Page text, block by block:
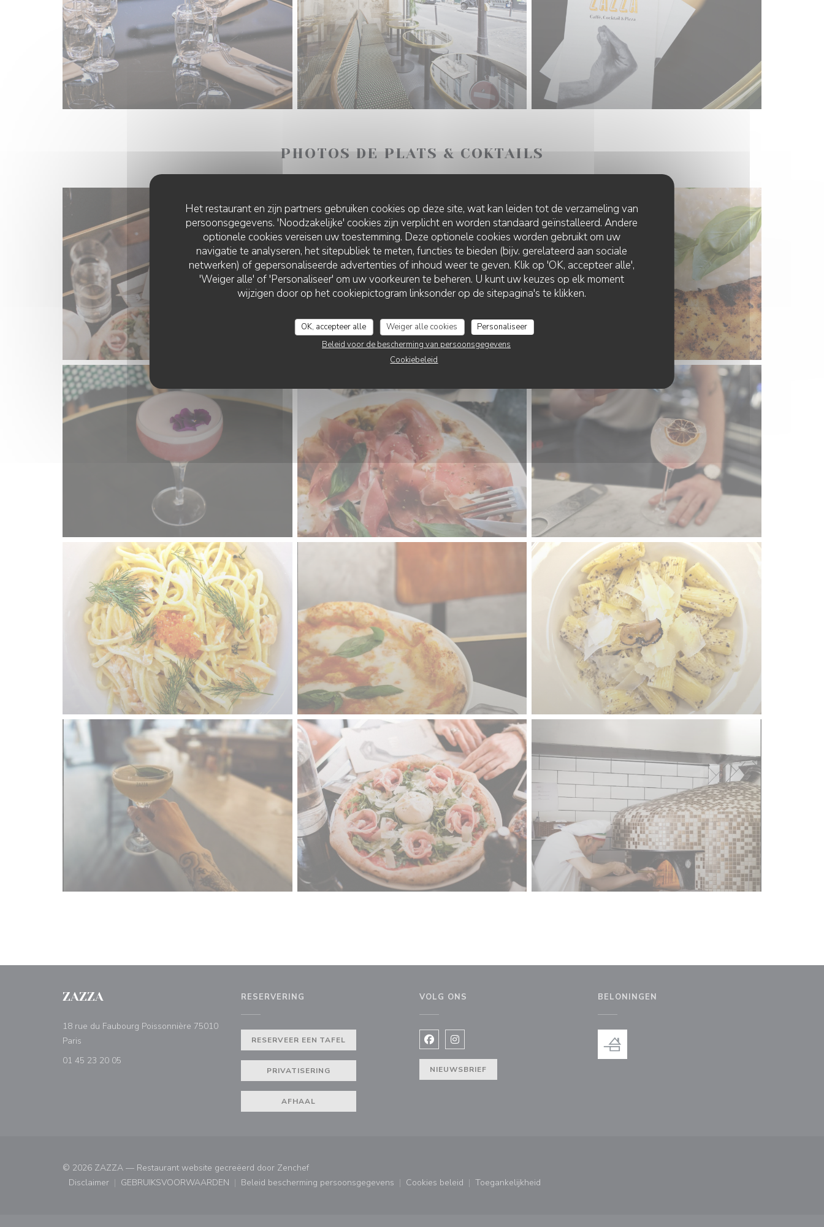
Het restaurant en zijn partners gebruiken cookies op deze site, wat kan leiden tot de verzameling van
persoonsgegevens. 'Noodzakelijke' cookies zijn verplicht en worden standaard geïnstalleerd. Andere
optionele cookies vereisen uw toestemming. Deze optionele cookies worden gebruikt om uw
navigatie te analyseren, het sitepubliek te meten, functies te bieden (bijv. gerelateerd aan sociale
netwerken) of gepersonaliseerde advertenties of inhoud weer te geven. Klik op 'OK, accepteer alle',
'Weiger alle' of 'Personaliseer' om uw voorkeuren te beheren. U kunt uw keuzes op elk moment
wijzigen door op het cookiepictogram linksonder op de sitepagina's te klikken.
OK, accepteer alle Weiger alle cookies
Personaliseer
Beleid voor de bescherming van persoonsgegevens
Cookiebeleid
PHOTOS DE PLATS & COKTAILS
ZAZZA
18 rue du Faubourg Poissonnière 75010
Paris
01 45 23 20 05
RESERVERING
RESERVEER EEN TAFEL
PRIVATISERING
AFHAAL
VOLG ONS
Facebook ((opent in een nieuw venster))
Instagram ((opent in een nieuw venster))
NIEUWSBRIEF
BELONINGEN
© 2026 ZAZZA — Restaurant website gecreëerd door Zenchef((opent in een nieuw venster))
Disclaimer
((opent in een nieuw venster))
GEBRUIKSVOORWAARDEN
((opent in een nieuw venster))
Beleid bescherming persoonsgegevens
((opent in een nieuw venster))
Cookies beleid
((opent in een nieuw venster))
Toegankelijkheid
((opent in een nieuw venster))